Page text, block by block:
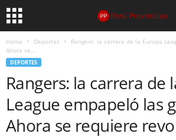
Home Deportes
Rangers: la carrera de la Europa
Ahora se...
DEPORTES
Rangers: la carrera de
League empapeló las
Ahora se requiere